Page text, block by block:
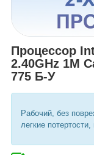
Процессор
2.40GHz 1M
775 Б-У
Рабочий, без
легкие